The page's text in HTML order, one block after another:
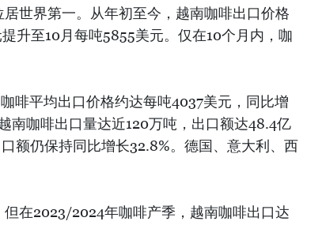
世界第一。从年初至今，越南咖啡出口价格
升至10月每吨5855美元。仅在10个月内，咖
啡平均出口价格约达每吨4037美元，同比增
南咖啡出口量达近120万吨，出口额达48.4亿
额仍保持同比增长32.8%。德国、意大利、西
在2023/2024年咖啡产季，越南咖啡出口达